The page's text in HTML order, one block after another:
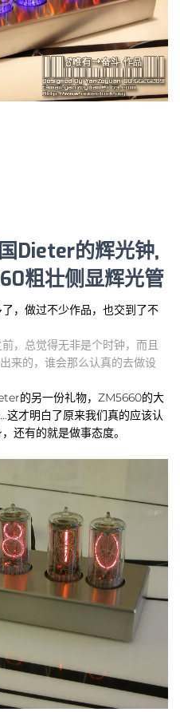
Dieter的辉光钟,
粗壮侧显辉光管
，做过不少作品，也交到了不
，总觉得无非是个时钟，而且
来的，谁会那么认真的去做设
的另一份礼物，ZM5660的大
才明白了原来我们真的应该认
还有的就是做事态度。